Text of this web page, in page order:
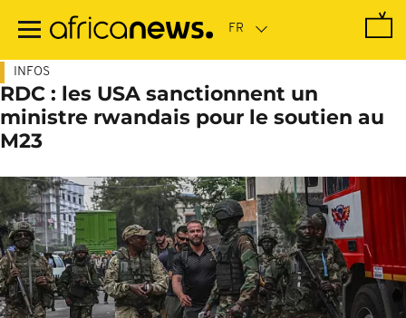
contenu
INFOS
RDC : les USA sanctionnent un
ministre rwandais pour le soutien au
M23